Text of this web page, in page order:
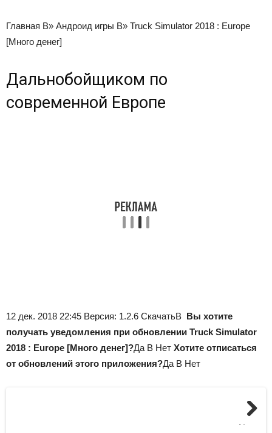
Главная В» Андроид игры В» Truck Simulator 2018 : Europe
[Много денег]
Дальнобойщиком по
современной Европе
12 дек. 2018 22:45 Версия: 1.2.6 СкачатьВ Вы хотите
получать уведомления при обновлении Truck Simulator
2018 : Europe [Много денег]?Да В Нет Хотите отписаться
от обновлений этого приложения?Да В Нет
Next